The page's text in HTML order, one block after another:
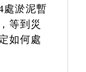
處淤泥暫
等到災
如何處